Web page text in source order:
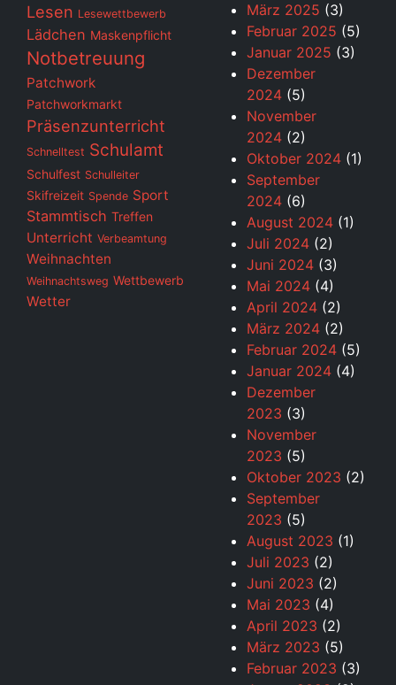
Lesen Lesewettbewerb
Lädchen Maskenpflicht
Notbetreuung
Patchwork
Patchworkmarkt
Präsenzunterricht
Schnelltest Schulamt
Schulfest Schulleiter
Skifreizeit Spende Sport
Stammtisch Treffen
Unterricht Verbeamtung
Weihnachten
Weihnachtsweg Wettbewerb
Wetter
März 2025 (3)
Februar 2025 (5)
Januar 2025 (3)
Dezember
2024 (5)
November
2024 (2)
Oktober 2024 (1)
September
2024 (6)
August 2024 (1)
Juli 2024 (2)
Juni 2024 (3)
Mai 2024 (4)
April 2024 (2)
März 2024 (2)
Februar 2024 (5)
Januar 2024 (4)
Dezember
2023 (3)
November
2023 (5)
Oktober 2023 (2)
September
2023 (5)
August 2023 (1)
Juli 2023 (2)
Juni 2023 (2)
Mai 2023 (4)
April 2023 (2)
März 2023 (5)
Februar 2023 (3)